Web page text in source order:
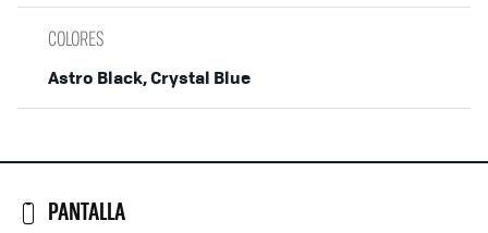
COLORES
Astro Black, Crystal Blue
PANTALLA